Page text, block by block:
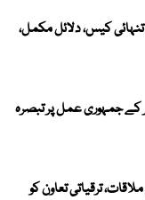
تنہائی کیس، دلائل مکمل،
کے جمہوری عمل پر تبصرہ
ترقیاتی تعاون کو